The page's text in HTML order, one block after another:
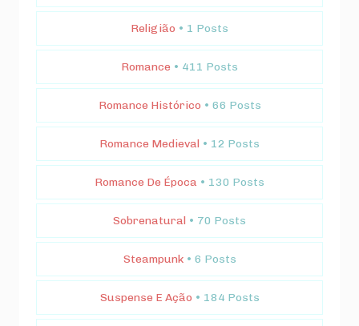
Religião • 1 Posts
Romance • 411 Posts
Romance Histórico • 66 Posts
Romance Medieval • 12 Posts
Romance De Época • 130 Posts
Sobrenatural • 70 Posts
Steampunk • 6 Posts
Suspense E Ação • 184 Posts